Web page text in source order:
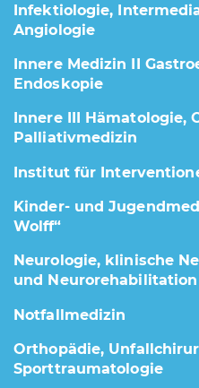
Infektiologie,
Angiologie
Innere Medizin II
Endoskopie
Innere III Hämatologie,
Palliativmedizin
Institut für
Kinder- und
Wolff“
Neurologie, klinische
und Neurorehabilitation
Notfallmedizin
Orthopädie,
Sporttraumatologie